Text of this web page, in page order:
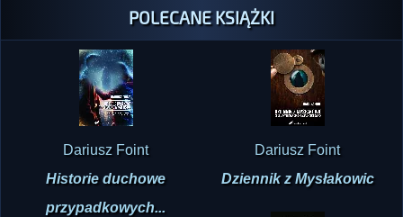
POLECANE KSIĄŻKI
Dariusz Foint
Historie duchowe
przypadkowych...
Dariusz Foint
Dziennik z Mysłakowic